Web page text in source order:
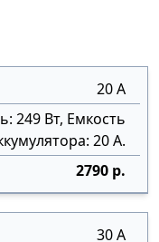
20 А
249 Вт, Емкость
20 А.
2790 р.
30 А